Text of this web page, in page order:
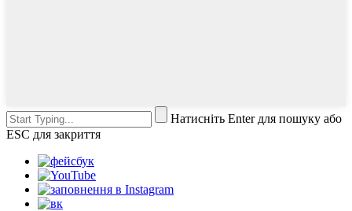
Натисніть Enter для пошуку або
ESC для закриття